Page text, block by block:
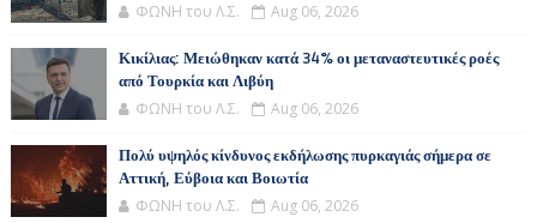
ΦΩΝΗ του Λ.Σ. Aug 06, 2026
Κικίλιας: Μειώθηκαν κατά 34% οι μεταναστευτικές ροές
από Τουρκία και Λιβύη
ΦΩΝΗ του Λ.Σ. Aug 06, 2026
Πολύ υψηλός κίνδυνος εκδήλωσης πυρκαγιάς σήμερα σε
Αττική, Εύβοια και Βοιωτία
ΦΩΝΗ του Λ.Σ. Aug 06, 2026